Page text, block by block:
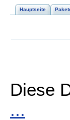
Hauptseite
Diese
...